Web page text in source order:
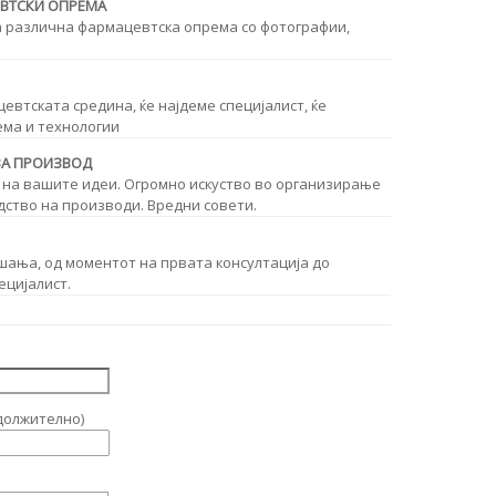
ОПРЕМА
различна фармацевтска опрема со фотографии,
средина, ќе најдеме специјалист, ќе
и технологии
ПРОИЗВОД
вашите идеи. Огромно искуство во организирање
на производи. Вредни совети.
од моментот на првата консултација до